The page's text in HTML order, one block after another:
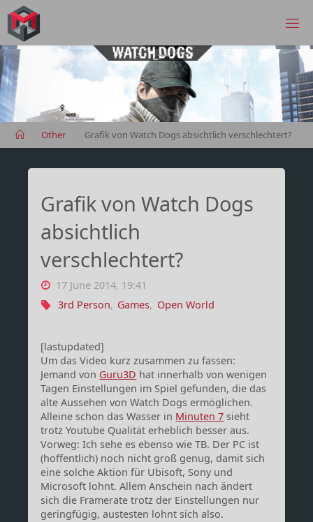
Skip
content
HomeOther Grafik von Watch Dogs absichtlich verschlechtert?
Grafik von Watch Dogs
absichtlich
verschlechtert?
17 June 2014, 19:41
3rd Person, Games, Open World
[lastupdated]
Um das Video kurz zusammen zu fassen:
Jemand von Guru3D hat innerhalb von wenigen
Tagen Einstellungen im Spiel gefunden, die das
alte Aussehen von Watch Dogs ermöglichen.
Alleine schon das Wasser in Minuten 7 sieht
trotz Youtube Qualität erheblich besser aus.
Vorweg: Ich sehe es ebenso wie TB. Der PC ist
(hoffentlich) noch nicht groß genug, damit sich
eine solche Aktion für Ubisoft, Sony und
Microsoft lohnt. Allem Anschein nach ändert
sich die Framerate trotz der Einstellungen nur
geringfügig, austesten lohnt sich also.